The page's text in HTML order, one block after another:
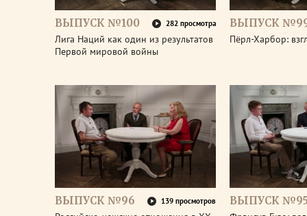
ВЫПУСК №100 282 просмотра
Лига Наций как один из результатов
Первой мировой войны
ВЫПУСК
Пёрл-Харбор:
ВЫПУСК №96 139 просмотров ВЫПУСК